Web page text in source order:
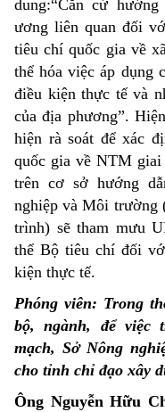
dung:“Căn cứ
ương liên quan đối
tiêu chí quốc gia về
thể hóa việc áp dụng
điều kiện thực tế và
của địa phương”.
hiện rà soát để xác
quốc gia về NTM
trên cơ sở hướng
nghiệp và Môi trường
trình) sẽ tham mưu
thể Bộ tiêu chí đối
kiện thực tế.
Phóng viên: Trong
bộ, ngành, để việc
mạch, Sở Nông
cho tỉnh chỉ đạo xây
Ông Nguyễn Hữu